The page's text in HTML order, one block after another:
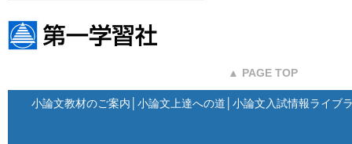
▲ PAGE TOP
小論文教材のご案内 小論文上達への道 小論文入試情報ライブ